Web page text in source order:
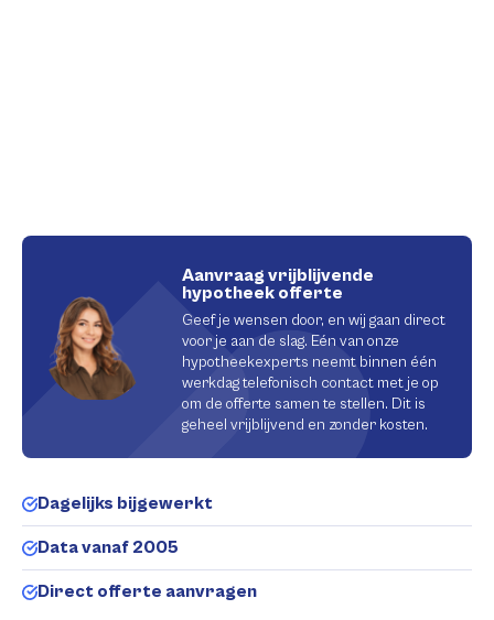
Aanvraag vrijblijvende
hypotheek offerte
Geef je wensen door, en wij gaan direct
voor je aan de slag. Eén van onze
hypotheekexperts neemt binnen één
werkdag telefonisch contact met je op
om de offerte samen te stellen. Dit is
geheel vrijblijvend en zonder kosten.
Dagelijks bijgewerkt
Data vanaf 2005
Direct offerte aanvragen